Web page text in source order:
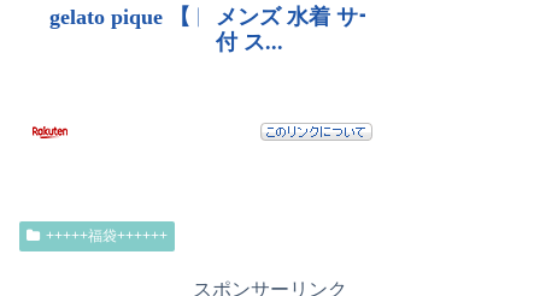
+++++福袋++++++
スポンサーリンク